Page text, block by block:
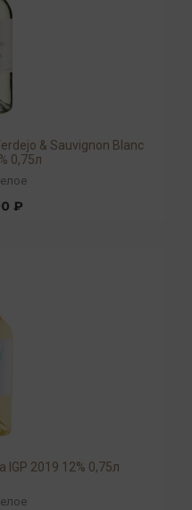
& Sauvignon Blanc
0,75л
₽
IGP 2019 12% 0,75л